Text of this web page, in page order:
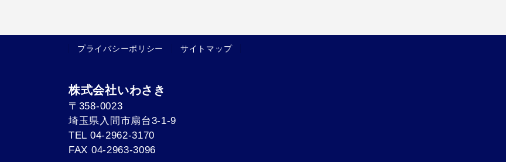
プライバシーポリシー サイトマップ
株式会社いわさき
〒358-0023
埼玉県入間市扇台3-1-9
TEL 04-2962-3170
FAX 04-2963-3096